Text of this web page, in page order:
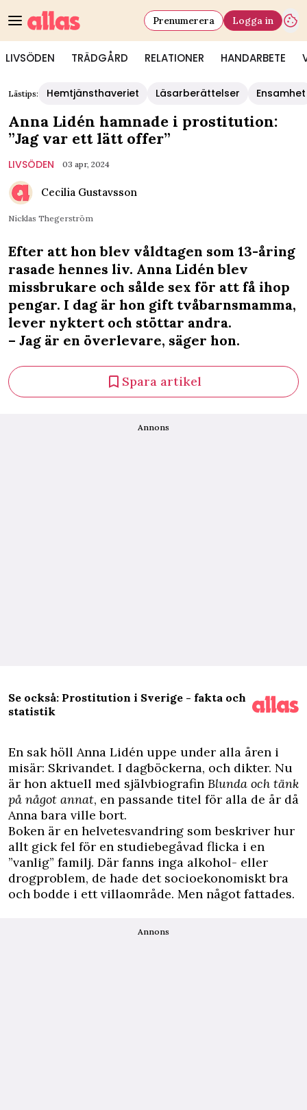
LIVSÖDEN TRÄDGÅRD RELATIONER HANDARBETE
Prenumerera Logga in
Lästips: Hemtjänsthaveriet Läsarberättelser Ensamhet
Anna Lidén hamnade i prostitution:
”Jag var ett lätt offer”
LIVSÖDEN 03 apr, 2024
Cecilia Gustavsson
Nicklas Thegerström
Efter att hon blev våldtagen som 13-åring
rasade hennes liv. Anna Lidén blev
missbrukare och sålde sex för att få ihop
pengar. I dag är hon gift tvåbarnsmamma,
lever nyktert och stöttar andra.
– Jag är en överlevare, säger hon.
Spara artikel
Annons
Se också: Prostitution i Sverige - fakta och
statistik
En sak höll Anna Lidén uppe under alla åren i
misär: Skrivandet. I dagböckerna, och dikter. Nu
är hon aktuell med självbiografin Blunda och tänk
på något annat, en passande titel för alla de år då
Anna bara ville bort.
Boken är en helvetesvandring som beskriver hur
allt gick fel för en studiebegåvad flicka i en
”vanlig” familj. Där fanns inga alkohol- eller
drogproblem, de hade det socioekonomiskt bra
och bodde i ett villaområde. Men något fattades.
Annons